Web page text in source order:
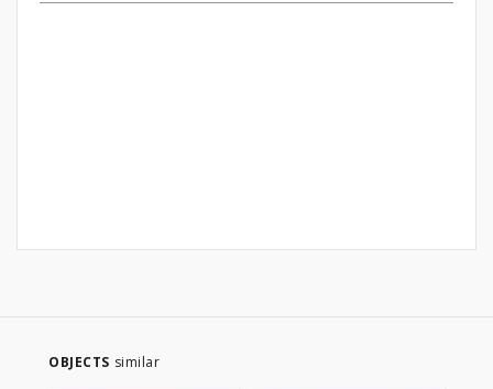
OBJECTS similar